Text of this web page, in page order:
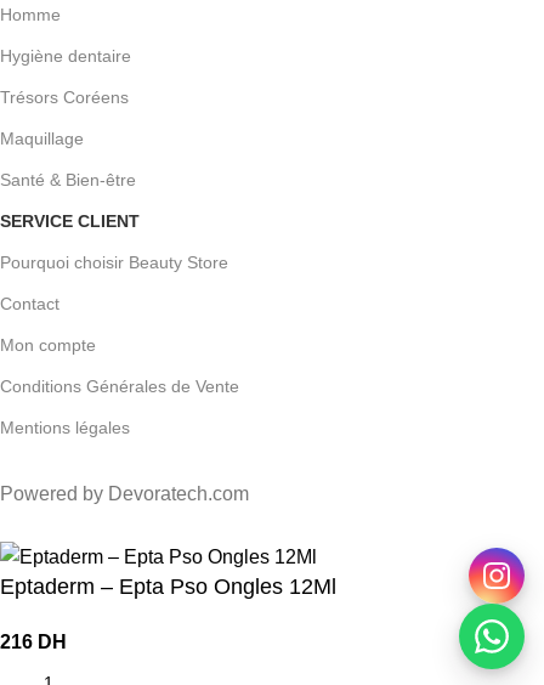
Homme
Hygiène dentaire
Trésors Coréens
Maquillage
Santé & Bien-être
SERVICE CLIENT
Pourquoi choisir Beauty Store
Contact
Mon compte
Conditions Générales de Vente
Mentions légales
Powered by Devoratech.com
Eptaderm – Epta Pso Ongles 12Ml